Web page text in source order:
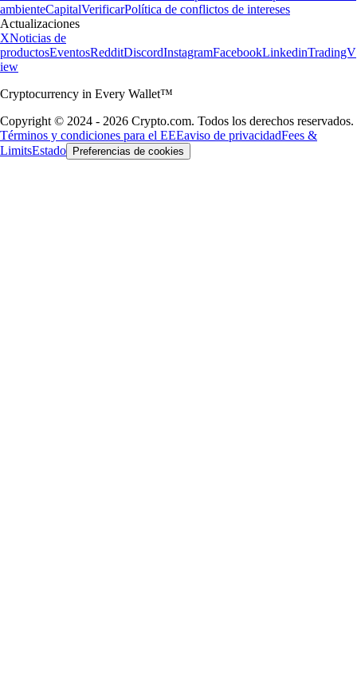
ambienteCapitalVerificarPolítica de conflictos de intereses
Actualizaciones
XNoticias de
productosEventosRedditDiscordInstagramFacebookLinkedinTradingV
iew
Cryptocurrency in Every Wallet™
Copyright © 2024 - 2026 Crypto.com. Todos los derechos reservados.
Términos y condiciones para el EEEaviso de privacidadFees &
LimitsEstado Preferencias de cookies